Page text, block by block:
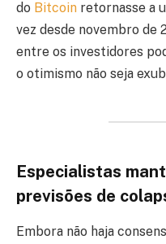
do Bitcoin retornasse a
vez desde novembro de
entre os investidores
o otimismo não seja
Especialistas
previsões de
Embora não haja